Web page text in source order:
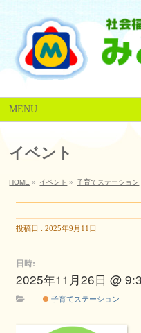
MENU
イベント
HOME » イベント » 子育てステーション
投稿日 : 2025年9月11日
日時:
2025年11月26日 @
子育てステーション